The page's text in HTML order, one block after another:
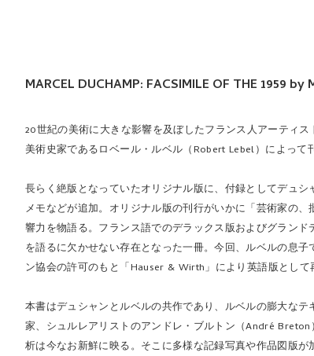
MARCEL DUCHAMP: FACSIMILE OF THE 1959
20世紀の美術に大きな影響を及ぼしたフランス人アーティ
美術史家であるロベール・ルベル（Robert Lebel）によって
長らく絶版となっていたオリジナル版に、付録としてデュ
メモなどが追加。オリジナル版の刊行がいかに「芸術家の
響力を物語る。フランス語でのデラックス版およびグラン
を語るに欠かせない存在となった一冊。今回、ルベルの息
ン協会の許可のもと「Hauser & Wirth」により英語版として
本書はデュシャンとルベルの共作であり、ルベルの膨大な
家、シュルレアリストのアンドレ・ブルトン（André
析は今なお新鮮に映る。そこに多様な記録写真や作品図版